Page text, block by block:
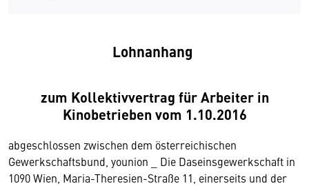
Lohnanhang
zum Kollektivvertrag für Arbeiter in
Kinobetrieben vom 1.10.2016
abgeschlossen zwischen dem österreichischen
Gewerkschaftsbund, younion _ Die Daseinsgewerkschaft in
1090 Wien, Maria-Theresien-Straße 11, einerseits und der